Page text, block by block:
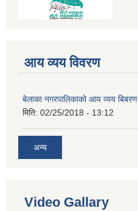
आय व्यय विवरण
बेलाका नगरपालिकाको आय व्यय बिबरण
मिति: 02/25/2018 - 13:12
अन्य
Video Gallary